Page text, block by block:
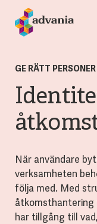
GE RÄTT
När användare
verksamheten
följa med. Med
åtkomsthantering
har tillgång till